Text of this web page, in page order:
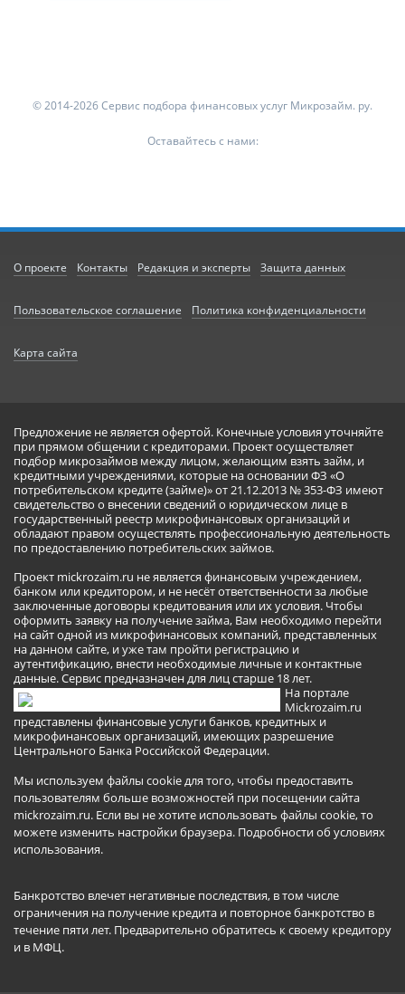
© 2014-2026 Сервис подбора финансовых услуг Микрозайм. ру.
Оставайтесь с нами:
О проекте Контакты Редакция и эксперты Защита данных
Пользовательское соглашение Политика конфиденциальности
Карта сайта
Предложение не является офертой. Конечные условия уточняйте
при прямом общении с кредиторами. Проект осуществляет
подбор микрозаймов между лицом, желающим взять займ, и
кредитными учреждениями, которые на основании ФЗ «О
потребительском кредите (займе)» от 21.12.2013 № 353-ФЗ имеют
свидетельство о внесении сведений о юридическом лице в
государственный реестр микрофинансовых организаций и
обладают правом осуществлять профессиональную деятельность
по предоставлению потребительских займов.
Проект mickrozaim.ru не является финансовым учреждением,
банком или кредитором, и не несёт ответственности за любые
заключенные договоры кредитования или их условия. Чтобы
оформить заявку на получение займа, Вам необходимо перейти
на сайт одной из микрофинансовых компаний, представленных
на данном сайте, и уже там пройти регистрацию и
аутентификацию, внести необходимые личные и контактные
данные. Сервис предназначен для лиц старше 18 лет.
На портале
Mickrozaim.ru
представлены финансовые услуги банков, кредитных и
микрофинансовых организаций, имеющих разрешение
Центрального Банка Российской Федерации.
Мы используем файлы cookie для того, чтобы предоставить
пользователям больше возможностей при посещении сайта
mickrozaim.ru. Если вы не хотите использовать файлы cookie, то
можете изменить настройки браузера. Подробности об условиях
использования.
Банкротство влечет негативные последствия, в том числе
ограничения на получение кредита и повторное банкротство в
течение пяти лет. Предварительно обратитесь к своему кредитору
и в МФЦ.